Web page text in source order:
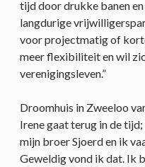
tijd door drukke banen
langdurige
voor projectmatig of
meer flexibiliteit en wil
verenigingsleven.”
Droomhuis in Zweeloo
Irene gaat terug in de
mijn broer Sjoerd en ik
Geweldig vond ik dat. Ik